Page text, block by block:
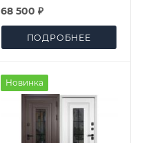
68 500 ₽
ПОДРОБНЕЕ
Новинка